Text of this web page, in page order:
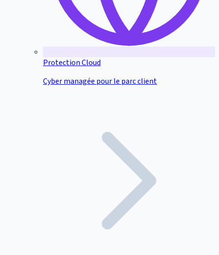
Protection Cloud
Cyber managée pour le parc client